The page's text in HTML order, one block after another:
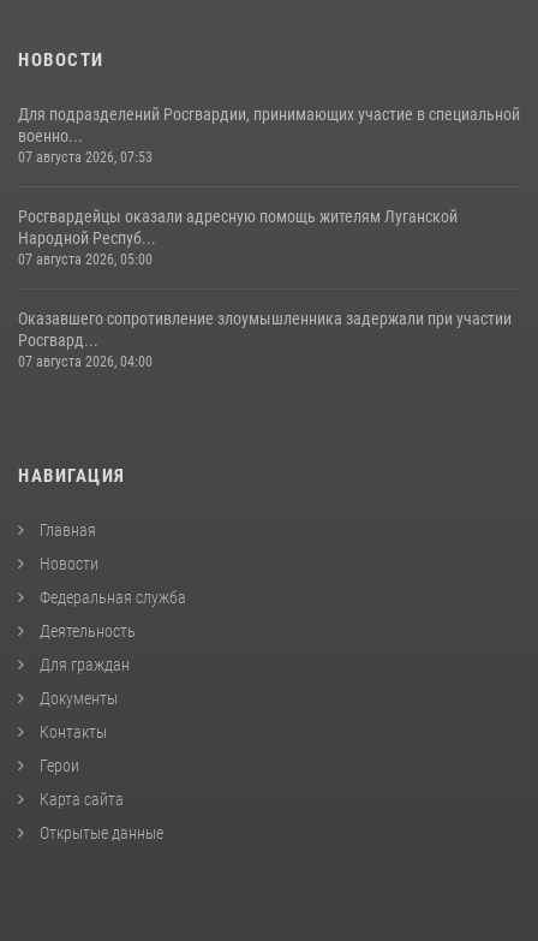
НОВОСТИ
Для подразделений Росгвардии, принимающих участие в специальной
военно...
07 августа 2026, 07:53
Росгвардейцы оказали адресную помощь жителям Луганской
Народной Респуб...
07 августа 2026, 05:00
Оказавшего сопротивление злоумышленника задержали при участии
Росгвард...
07 августа 2026, 04:00
НАВИГАЦИЯ
Главная
Новости
Федеральная служба
Деятельность
Для граждан
Документы
Контакты
Герои
Карта сайта
Открытые данные